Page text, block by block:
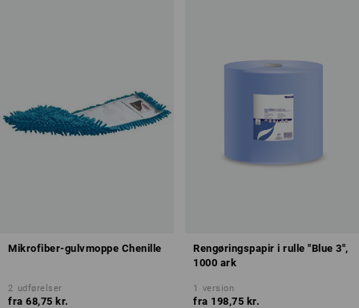
Mikrofiber-gulvmoppe Chenille
2 udførelser
fra 68,75 kr.
Rengøringspapir i rulle "Blue 3",
1000 ark
1 version
fra 198,75 kr.